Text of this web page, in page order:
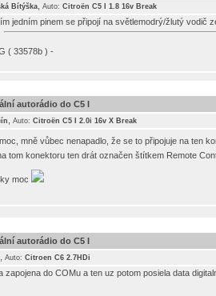
Bítýška Auto: Citroën C5 I 1.8 16v Break
jedním pinem se připojí na světlemodrý/žlutý vodič
( 33578b ) -
autorádio do C5 I
Auto: Citroën C5 I 2.0i 16v X Break
mně vůbec nenapadlo, že se to připojuje na ten
tom konektoru ten drát označen štítkem Remote
moc
autorádio do C5 I
Auto: Citroen C6 2.7HDi
zapojena do COMu a ten uz potom posiela data